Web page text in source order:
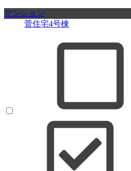
マンション
菅住宅4号棟